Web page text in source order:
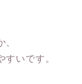
いです。